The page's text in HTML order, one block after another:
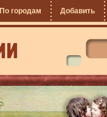
По городам Добавить